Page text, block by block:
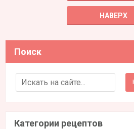
НАВЕРХ
Поиск
Search for:
Категории рецептов